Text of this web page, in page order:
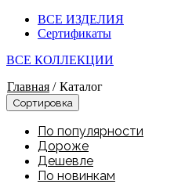
ВСЕ ИЗДЕЛИЯ
Сертификаты
ВСЕ КОЛЛЕКЦИИ
Главная / Каталог
Сортировка
По популярности
Дороже
Дешевле
По новинкам